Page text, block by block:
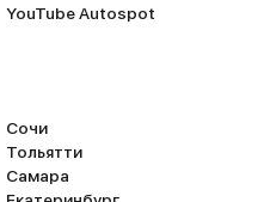
YouTube Autospot
Сочи
Тольятти
Самара